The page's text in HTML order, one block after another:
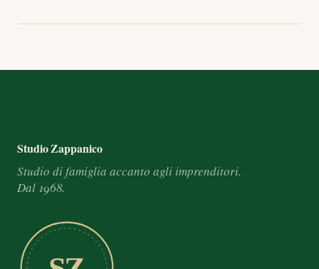
Footer e informazioni
Studio Zappanico
Studio di famiglia accanto agli imprenditori.
Dal 1968.